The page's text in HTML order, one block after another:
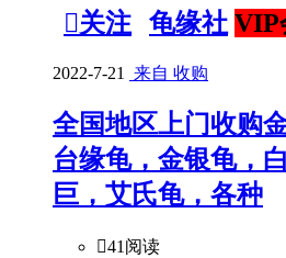
关注 龟缘社 VIP
2022-7-21 来自 收购
全国地区上门收购
台缘龟，金银龟，
巨，艾氏龟，各种
41阅读